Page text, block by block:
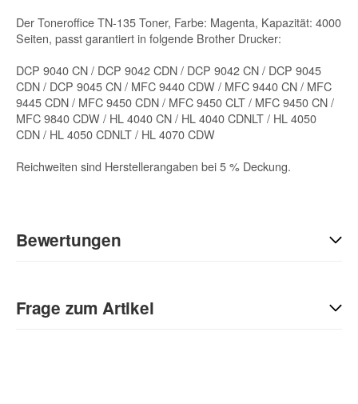
Der Toneroffice TN-135 Toner, Farbe: Magenta, Kapazität: 4000
Seiten, passt garantiert in folgende Brother Drucker:
DCP 9040 CN / DCP 9042 CDN / DCP 9042 CN / DCP 9045
CDN / DCP 9045 CN / MFC 9440 CDW / MFC 9440 CN / MFC
9445 CDN / MFC 9450 CDN / MFC 9450 CLT / MFC 9450 CN /
MFC 9840 CDW / HL 4040 CN / HL 4040 CDNLT / HL 4050
CDN / HL 4050 CDNLT / HL 4070 CDW
Reichweiten sind Herstellerangaben bei 5 % Deckung.
Bewertungen
Sie Anderen bei der Kaufentscheidung:
Frage zum Artikel